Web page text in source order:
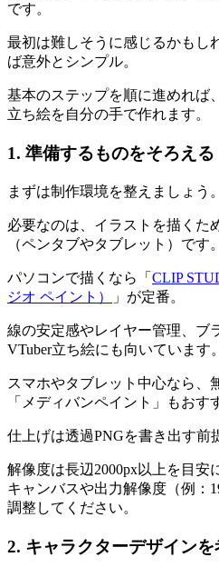
です。
最初は難しそうに感じるかもし
ば意外とシンプル。
基本のステップを順に進めれば
立ち絵を自分の手で作れます。
1. 準備するものをそろえる
まずは制作環境を整えましょう。
必要なのは、イラストを描くた
（ペンタブやタブレット）です。
パソコンで描くなら「 CLIP
ジオ ペイント）
」が定番。
線の安定感やレイヤー管理、ブ
VTuber立ち絵にも向いています。
スマホやタブレット中心なら、
「メディバンペイント」もおす
仕上げは透過PNGを書き出す前
解像度は長辺2000px以上を目安
キャンバスや出力解像度（例：
調整してください。
2. キャラクターデザインを